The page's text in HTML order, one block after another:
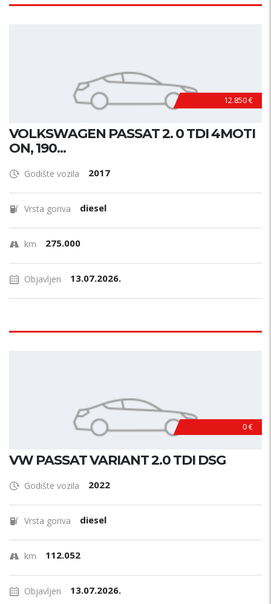
12.850 €
VOLKSWAGEN PASSAT 2. 0 TDI 4MOTI
ON, 190...
Godište vozila 2017
Vrsta goriva diesel
km 275.000
Objavljen 13.07.2026.
0 €
VW PASSAT VARIANT 2.0 TDI DSG
Godište vozila 2022
Vrsta goriva diesel
km 112.052
Objavljen 13.07.2026.